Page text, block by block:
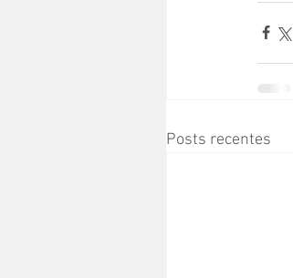
Posts recentes